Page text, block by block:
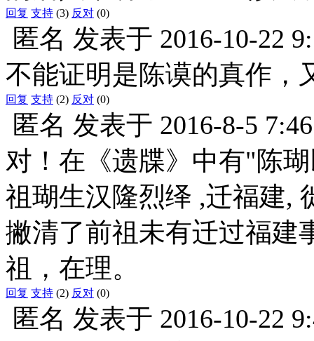
回复 支持 (3) 反对 (0)
匿名 发表于 2016-10-22
不能证明是陈谟的真作，
回复 支持 (2) 反对 (0)
匿名 发表于 2016-8-5
对！在《遗牒》中有"陈
祖瑚生汉隆烈绎 ,迁福建,
撇清了前祖未有迁过福建
祖，在理。
回复 支持 (2) 反对 (0)
匿名 发表于 2016-10-22